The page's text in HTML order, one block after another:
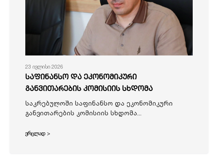
23 ივლისი 2026
საფინანსო და ეკონომიკური
განვითარების კომისიის სხდომა
საკრებულოში საფინანსო და ეკონომიკური
განვითარების კომისიის სხდომა...
ვრცლად >